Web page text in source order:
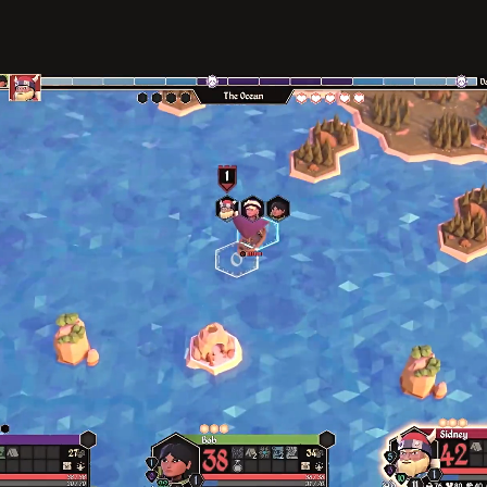
Loaded :
84.66%